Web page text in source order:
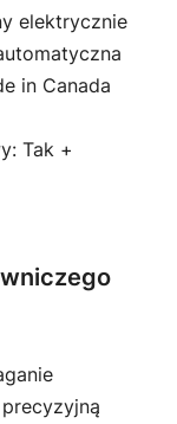
elektrycznie
in Canada
Tak +